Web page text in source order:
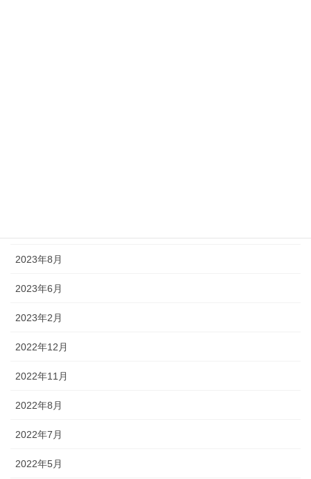
2023年8月
2023年6月
2023年2月
2022年12月
2022年11月
2022年8月
2022年7月
2022年5月